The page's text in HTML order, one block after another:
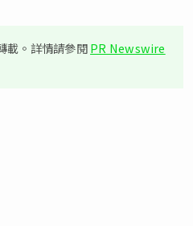
載。詳情請參閱PR Newswire